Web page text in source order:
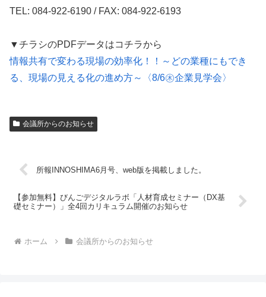
TEL: 084-922-6190 / FAX: 084-922-6193
▼チラシのPDFデータはコチラから
情報共有で変わる現場の効率化！！～どの業種にもでき
る、現場の見える化の進め方～〈8/6㊍企業見学会〉
会議所からのお知らせ
所報INNOSHIMA6月号、web版を掲載しました。
【参加無料】びんごデジタルラボ「人材育成セミナー（DX基
礎セミナー）」全4回カリキュラム開催のお知らせ
ホーム 会議所からのお知らせ